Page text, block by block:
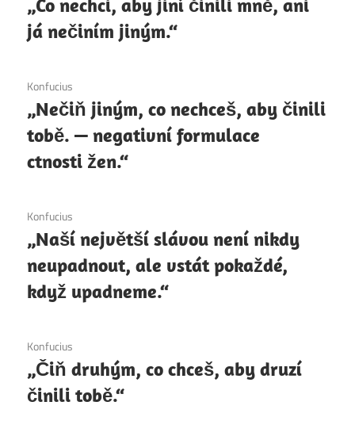
já nečiním jiným.“
6. 12. 2020
Konfucius
„Nečiň jiným, co nechceš, aby činili
tobě. — negativní formulace
ctnosti žen.“
6. 12. 2020
Konfucius
„Naší největší slávou není nikdy
neupadnout, ale vstát pokaždé,
když upadneme.“
6. 12. 2020
Konfucius
„Čiň druhým, co chceš, aby druzí
činili tobě.“